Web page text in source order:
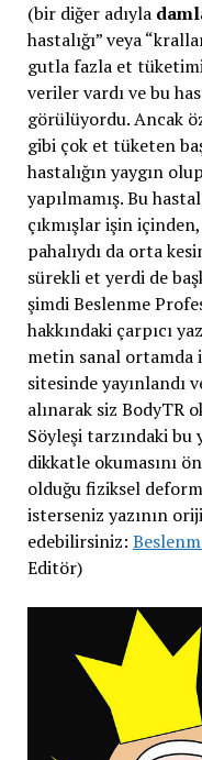
(bir diğer adıyla
hastalığı” veya
gutla fazla et
veriler vardı ve bu
görülüyordu. Ancak
gibi çok et tüketen
hastalığın yaygın
yapılmamış. Bu
çıkmışlar işin
pahalıydı da orta
sürekli et yerdi de
şimdi Beslenme
hakkındaki çarpıcı
metin sanal ortamda
sitesinde yayınlandı
alınarak siz BodyTR
Söyleşi tarzındaki bu
dikkatle okumasını
olduğu fiziksel
isterseniz yazının
edebilirsiniz:
Editör)